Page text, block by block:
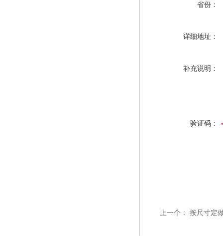
省份：
详细地址：
补充说明：
验证码：
上一个： 按尺寸定